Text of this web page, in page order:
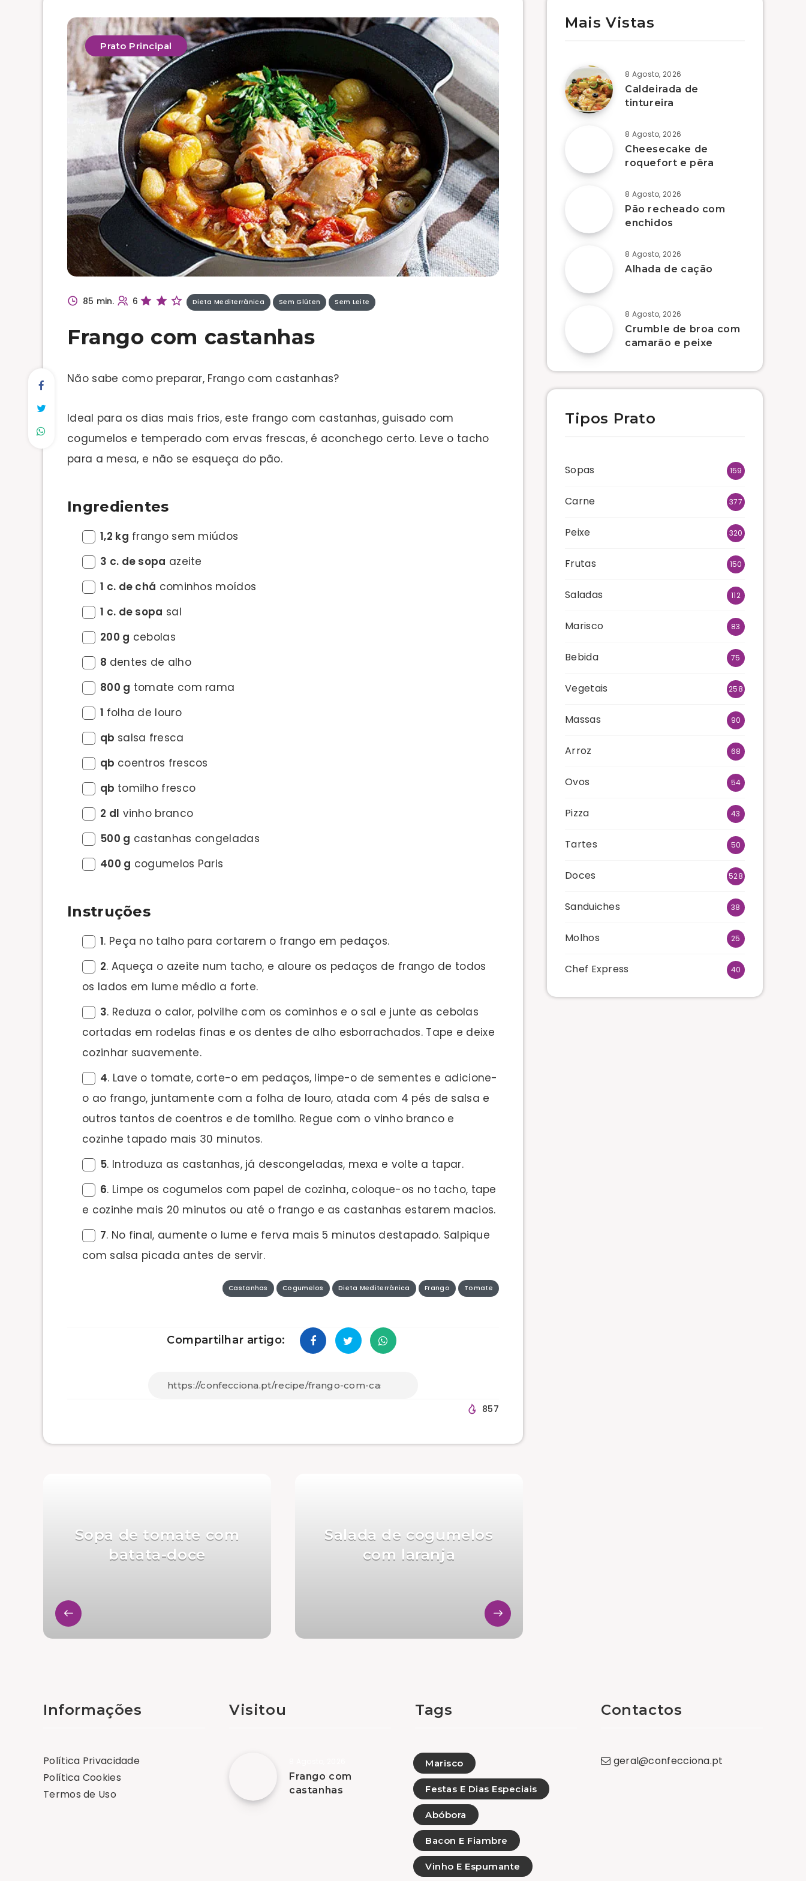
Prato Principal
85 min. 6 Dieta Mediterrânica Sem Glúten Sem Leite
Frango com castanhas
Não sabe como preparar, Frango com castanhas?
Ideal para os dias mais frios, este frango com castanhas, guisado com
cogumelos e temperado com ervas frescas, é aconchego certo. Leve o tacho
para a mesa, e não se esqueça do pão.
Ingredientes
1,2 kg frango sem miúdos
3 c. de sopa azeite
1 c. de chá cominhos moídos
1 c. de sopa sal
200 g cebolas
8 dentes de alho
800 g tomate com rama
1 folha de louro
qb salsa fresca
qb coentros frescos
qb tomilho fresco
2 dl vinho branco
500 g castanhas congeladas
400 g cogumelos Paris
Instruções
1. Peça no talho para cortarem o frango em pedaços.
2. Aqueça o azeite num tacho, e aloure os pedaços de frango de todos
os lados em lume médio a forte.
3. Reduza o calor, polvilhe com os cominhos e o sal e junte as cebolas
cortadas em rodelas finas e os dentes de alho esborrachados. Tape e deixe
cozinhar suavemente.
4. Lave o tomate, corte-o em pedaços, limpe-o de sementes e adicione-
o ao frango, juntamente com a folha de louro, atada com 4 pés de salsa e
outros tantos de coentros e de tomilho. Regue com o vinho branco e
cozinhe tapado mais 30 minutos.
5. Introduza as castanhas, já descongeladas, mexa e volte a tapar.
6. Limpe os cogumelos com papel de cozinha, coloque-os no tacho, tape
e cozinhe mais 20 minutos ou até o frango e as castanhas estarem macios.
7. No final, aumente o lume e ferva mais 5 minutos destapado. Salpique
com salsa picada antes de servir.
Castanhas Cogumelos Dieta Mediterrânica Frango Tomate
Compartilhar artigo:
857
Salada de cogumelos
com laranja
Sopa de tomate com
batata-doce
Mais Vistas
8 Agosto, 2026
Caldeirada de
tintureira
8 Agosto, 2026
Cheesecake de
roquefort e pêra
8 Agosto, 2026
Pão recheado com
enchidos
8 Agosto, 2026
Alhada de cação
8 Agosto, 2026
Crumble de broa com
camarão e peixe
Tipos Prato
Sopas 159
Carne 377
Peixe 320
Frutas 150
Saladas 112
Marisco 83
Bebida 75
Vegetais 258
Massas 90
Arroz 68
Ovos 54
Pizza 43
Tartes 50
Doces 528
Sanduiches 38
Molhos 25
Chef Express 40
Informações
Política Privacidade
Política Cookies
Termos de Uso
Visitou
Frango com
castanhas
Tags
Marisco
Festas E Dias Especiais
Abóbora
Bacon E Fiambre
Vinho E Espumante
Contactos
geral@confecciona.pt